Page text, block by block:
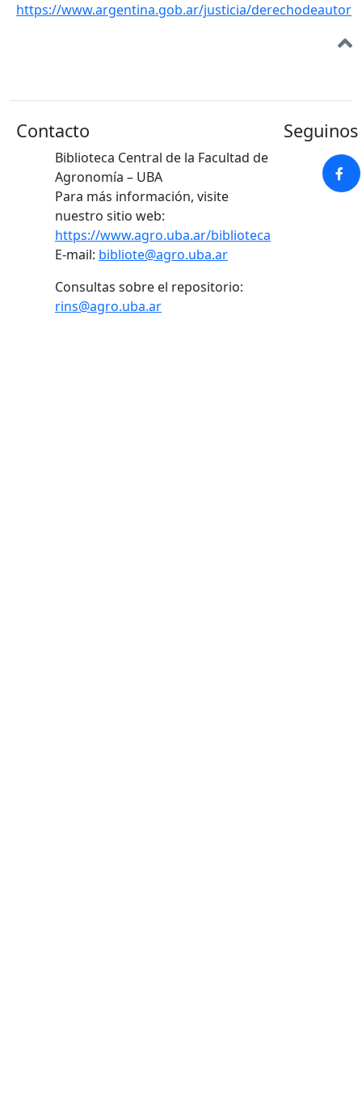
https://www.argentina.gob.ar/justicia/derechodeautor
Contacto
Biblioteca Central de la Facultad de
Agronomía – UBA
Para más información, visite
nuestro sitio web:
https://www.agro.uba.ar/biblioteca
E-mail: bibliote@agro.uba.ar
Consultas sobre el repositorio:
rins@agro.uba.ar